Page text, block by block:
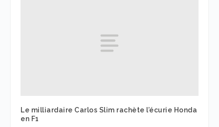
Le milliardaire Carlos Slim rachète l’écurie Honda
en F1